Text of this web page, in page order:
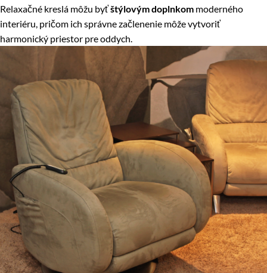
Relaxačné kreslá môžu byťštýlovým doplnkom moderného
interiéru, pričom ich správne začlenenie môže vytvoriť
harmonický priestor pre oddych.